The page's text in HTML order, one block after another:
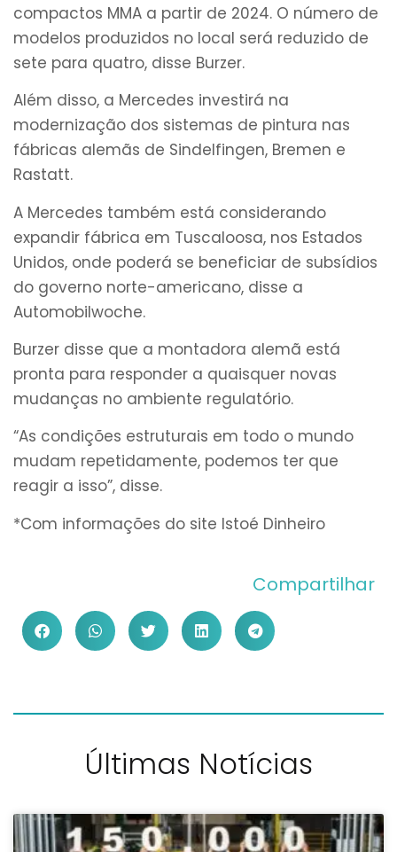
compactos MMA a partir de 2024. O número de
modelos produzidos no local será reduzido de
sete para quatro, disse Burzer.
Além disso, a Mercedes investirá na
modernização dos sistemas de pintura nas
fábricas alemãs de Sindelfingen, Bremen e
Rastatt.
A Mercedes também está considerando
expandir fábrica em Tuscaloosa, nos Estados
Unidos, onde poderá se beneficiar de subsídios
do governo norte-americano, disse a
Automobilwoche.
Burzer disse que a montadora alemã está
pronta para responder a quaisquer novas
mudanças no ambiente regulatório.
“As condições estruturais em todo o mundo
mudam repetidamente, podemos ter que
reagir a isso”, disse.
*Com informações do site Istoé Dinheiro
Compartilhar
Últimas Notícias